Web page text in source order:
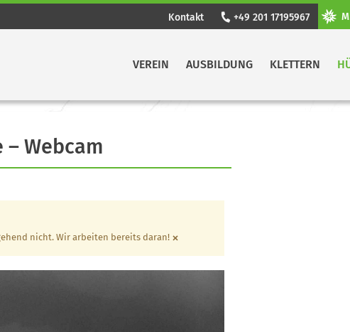
Kontakt +49 201 17195967
VEREIN AUSBILDUNG KLETTERN
Webcam
nicht. Wir arbeiten bereits daran! ×